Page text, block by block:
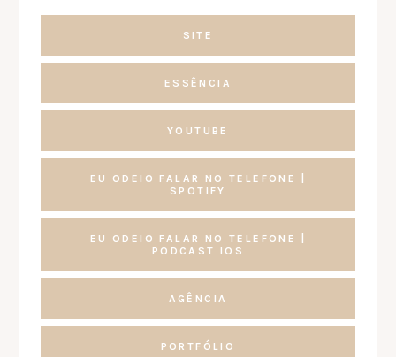
SITE
ESSÊNCIA
YOUTUBE
EU ODEIO FALAR NO TELEFONE |
SPOTIFY
EU ODEIO FALAR NO TELEFONE |
PODCAST IOS
AGÊNCIA
PORTFÓLIO